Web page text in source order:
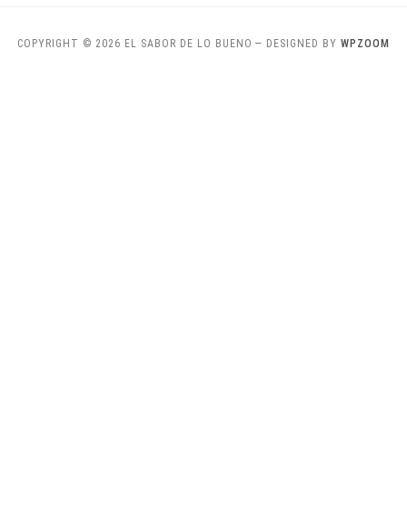
COPYRIGHT © 2026 EL SABOR DE LO BUENO — DESIGNED BY WPZOOM